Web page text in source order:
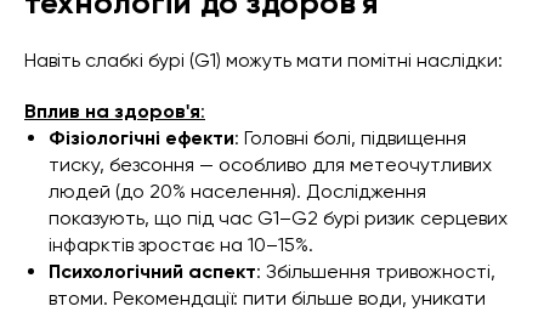
Навіть слабкі бурі (G1) можуть мати помітні наслідки:
Вплив на здоров'я:
Фізіологічні ефекти: Головні болі, підвищення
тиску, безсоння — особливо для метеочутливих
людей (до 20% населення). Дослідження
показують, що під час G1–G2 бурі ризик серцевих
інфарктів зростає на 10–15%.
Психологічний аспект: Збільшення тривожності,
втоми. Рекомендації: пити більше води, уникати